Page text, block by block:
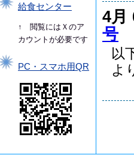
給食センター
↑ 閲覧にはＸのア
カウントが必要です
PC・スマホ用QR
4月
号
以
よ